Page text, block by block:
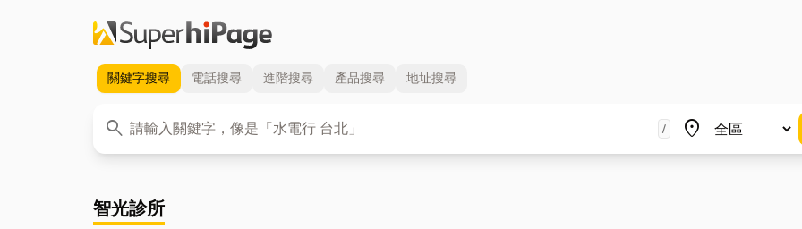
關鍵字搜尋 電話搜尋 進階搜尋 產品搜尋 地址搜尋
search
關鍵字 / place
地區
智光診所